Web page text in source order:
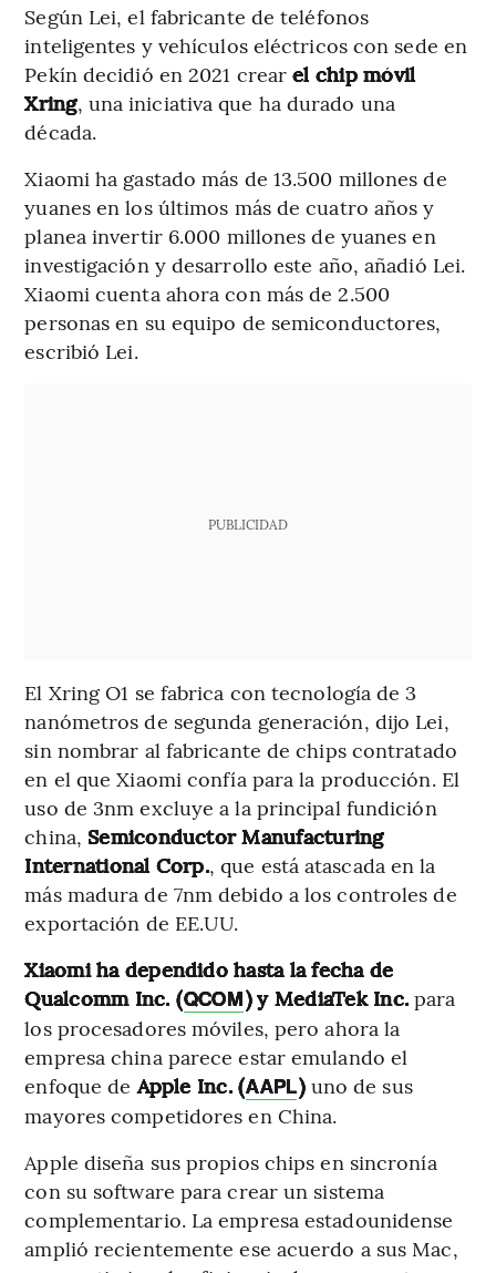
Según Lei, el fabricante de teléfonos
inteligentes y vehículos eléctricos con sede en
Pekín decidió en 2021 crearel chip móvil
Xring, una iniciativa que ha durado una
década.
Xiaomi ha gastado más de 13.500 millones de
yuanes en los últimos más de cuatro años y
planea invertir 6.000 millones de yuanes en
investigación y desarrollo este año, añadió Lei.
Xiaomi cuenta ahora con más de 2.500
personas en su equipo de semiconductores,
escribió Lei.
PUBLICIDAD
El Xring O1 se fabrica con tecnología de 3
nanómetros de segunda generación, dijo Lei,
sin nombrar al fabricante de chips contratado
en el que Xiaomi confía para la producción. El
uso de 3nm excluye a la principal fundición
china, Semiconductor Manufacturing
International Corp., que está atascada en la
más madura de 7nm debido a los controles de
exportación de EE.UU.
Xiaomi ha dependido hasta la fecha de
Qualcomm Inc. (QCOM) y MediaTek Inc. para
los procesadores móviles, pero ahora la
empresa china parece estar emulando el
enfoque deApple Inc. (AAPL)uno de sus
mayores competidores en China.
Apple diseña sus propios chips en sincronía
con su software para crear un sistema
complementario. La empresa estadounidense
amplió recientemente ese acuerdo a sus Mac,